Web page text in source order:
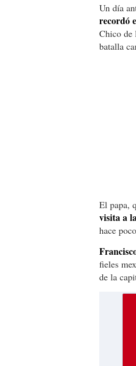
Un día
recordó
Chico de
batalla
El papa,
visita a
hace
fieles
de la